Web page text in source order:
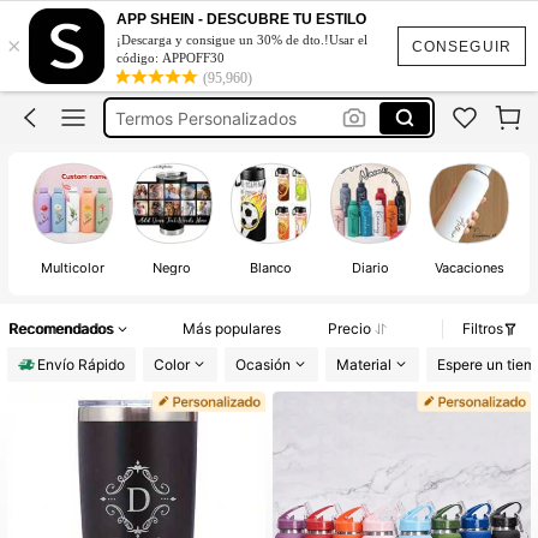
CONSEGUIR
×
APP SHEIN - DESCUBRE TU ESTILO
¡Descarga y consigue un 30% de dto.!Usar el
código: APPOFF30
(95,960)
Vasos Personalizados
Vasos Personalizados Para Fiesta
Termos Personalizados
Vasos Personalizados
Multicolor Negro Blanco Diario Vacaciones
Recomendados Más populares Precio
Filtros
Envío Rápido
Color Ocasión Material Espere un